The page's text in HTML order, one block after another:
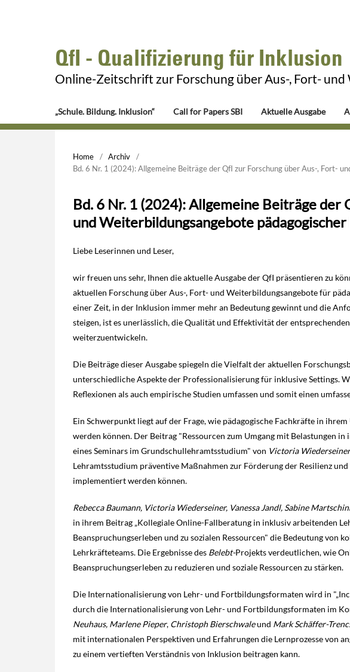
QfI - Qualifizierung für Inklusion
Online-Zeitschrift zur Forschung über Aus-, Fort-
„Schule. Bildung. Inklusion“ Call for Papers SBI Aktuelle Ausgabe
Home / Archiv
/
Bd. 6 Nr. 1 (2024): Allgemeine Beiträge der QfI zur Forschung über Aus-, Fort-
Bd. 6 Nr. 1 (2024): Allgemeine Beiträge der
und Weiterbildungsangebote
Liebe Leserinnen und Leser,
wir freuen uns sehr, Ihnen die aktuelle Ausgabe der QfI präsentieren zu
aktuellen Forschung über Aus-, Fort- und Weiterbildungsangebote für
einer Zeit, in der Inklusion immer mehr an Bedeutung gewinnt und die
steigen, ist es unerlässlich, die Qualität und Effektivität der
weiterzuentwickeln.
Die Beiträge dieser Ausgabe spiegeln die Vielfalt der aktuellen
unterschiedliche Aspekte der Professionalisierung für inklusive Settings.
Reflexionen als auch empirische Studien umfassen und somit einen
Ein Schwerpunkt liegt auf der Frage, wie pädagogische Fachkräfte in
werden können. Der Beitrag "Ressourcen zum Umgang mit Belastungen
eines Seminars im Grundschullehramtsstudium" von Victoria Wiederseiner
Lehramtsstudium präventive Maßnahmen zur Förderung der Resilienz
implementiert werden können.
Rebecca Baumann, Victoria Wiederseiner, Vanessa Jandl, Sabine
in ihrem Beitrag „Kollegiale Online-Fallberatung in inklusiv arbeitenden
Beanspruchungserleben und zu sozialen Ressourcen" die Bedeutung
Lehrkräfteteams. Die Ergebnisse des Belebt-Projekts verdeutlichen, wie
Beanspruchungserleben zu reduzieren und soziale Ressourcen zu stärken.
Die Internationalisierung von Lehr- und Fortbildungsformaten wird in
durch die Internationalisierung von Lehr- und Fortbildungsformaten im
Neuhaus, Marlene Pieper, Christoph Bierschwaleund Mark Schäffer-
mit internationalen Perspektiven und Erfahrungen die Lernprozesse von
zu einem vertieften Verständnis von Inklusion beitragen kann.